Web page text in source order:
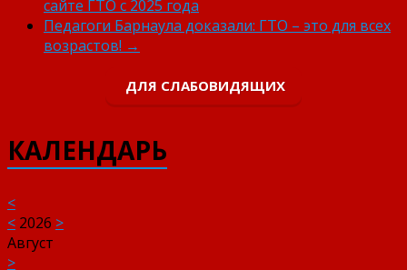
сайте ГТО с 2025 года
Педагоги Барнаула доказали: ГТО – это для всех
возрастов! →
ДЛЯ СЛАБОВИДЯЩИХ
КАЛЕНДАРЬ
<
< 2026 >
Август
>